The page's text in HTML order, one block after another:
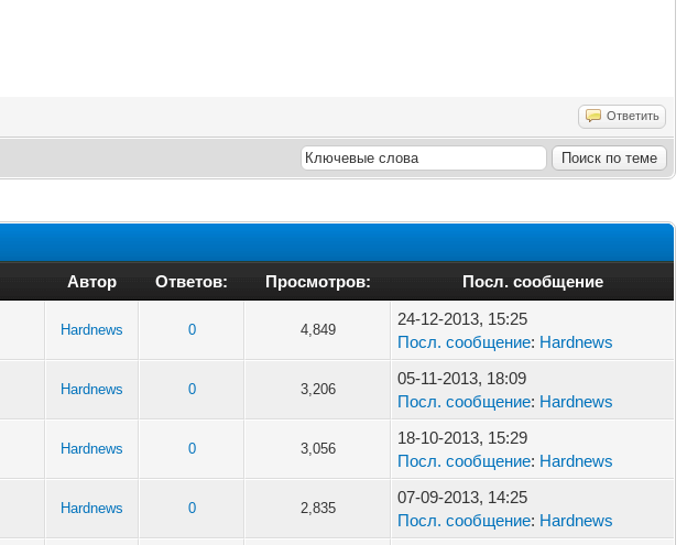
Ответить
Автор Ответов: Просмотров: Посл. сообщение
Hardnews 0 4,849
24-12-2013, 15:25
Посл. сообщение: Hardnews
Hardnews 0 3,206
05-11-2013, 18:09
Посл. сообщение: Hardnews
Hardnews 0 3,056
18-10-2013, 15:29
Посл. сообщение: Hardnews
Hardnews 0 2,835
07-09-2013, 14:25
Посл. сообщение: Hardnews